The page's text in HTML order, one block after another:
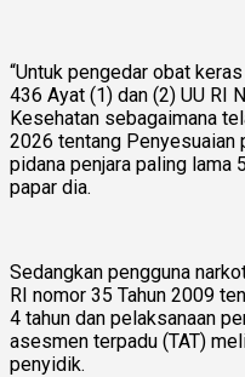
“Untuk pengedar obat
436 Ayat (1) dan (2) UU RI
Kesehatan sebagaimana
2026 tentang Penyesuaian
pidana penjara paling lama
papar dia.
Sedangkan pengguna
RI nomor 35 Tahun 2009
4 tahun dan pelaksanaan
asesmen terpadu (TAT)
penyidik.